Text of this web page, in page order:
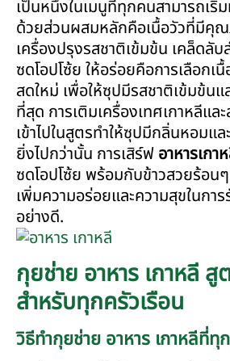
เป็นหนึ่งในเมนูที่ทุกคนสามารถเริ่
ด้วยส่วนผสมหลักคือเนื้อวัวที่มีคุ
เครื่องปรุงรสชาติเข้มข้น เคล็ดลั
ซดโอปโซ้ย ให้อร่อยคือการเลือกเ
สดใหม่ เพื่อให้ซุปมีรสชาติเข้มข้น
ที่สุด การเติมเครื่องเทศเกาหลีแล
เข้าไปในสูตรทำให้ซุปมีกลิ่นหอมแ
ยิ่งไปกว่านั้น การเสิร์ฟ อาหารเกา
ซดโอปโซ้ย พร้อมกับข้าวสวยร้อน
เพิ่มความอร่อยและความสุขในการ
อย่างดี.
กุยช่าย อาหาร เกาหลี สู
สำหรับทุกครัวเรือน
วิธีทำกุยช่าย อาหาร เกาหลีที่ทุ